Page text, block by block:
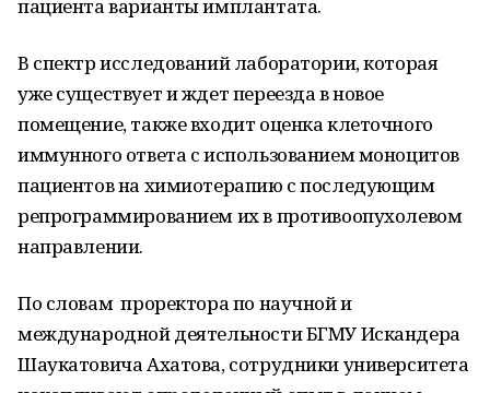
пациента варианты имплантата.
В спектр исследований лаборатории, которая
уже существует и ждет переезда в новое
помещение, также входит оценка клеточного
иммунного ответа с использованием моноцитов
пациентов на химиотерапию с последующим
репрограммированием их в противоопухолевом
направлении.
По словам проректора по научной и
международной деятельности БГМУ Искандера
Шаукатовича Ахатова, сотрудники университета